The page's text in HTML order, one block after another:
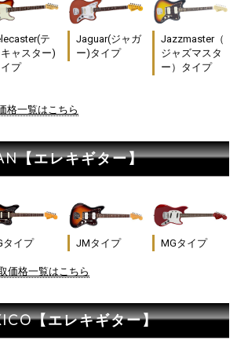
テ
キャスター)
プ
Jaguar(ジャガ
ー)タイプ
Jazzmaster（
ジャズマスタ
ー）タイプ
格一覧はこちら
【エレキギター】
タイプ JMタイプ MGタイプ
価格一覧はこちら
【エレキギター】